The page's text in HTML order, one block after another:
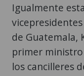
Igualmente
de Guatemala,
primer ministro
los cancilleres